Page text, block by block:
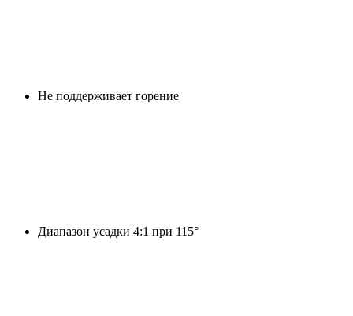
Не поддерживает горение
Диапазон усадки 4:1 при 115°